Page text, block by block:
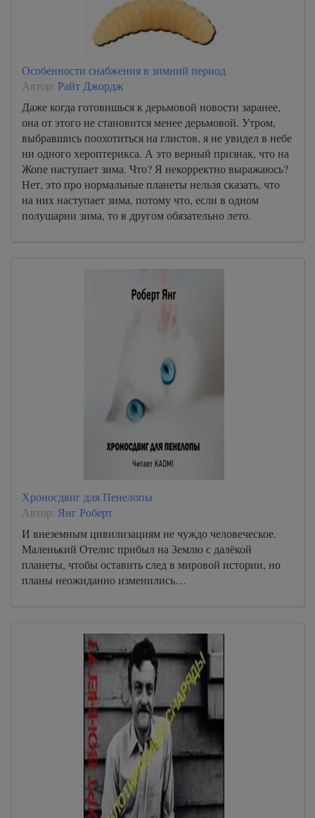
Особенности снабжения в зимний период
Автор: Райт Джордж
Даже когда готовишься к дерьмовой новости заранее,
она от этого не становится менее дерьмовой. Утром,
выбравшись поохотиться на глистов, я не увидел в небе
ни одного хероптерикса. А это верный признак, что на
Жопе наступает зима. Что? Я некорректно выражаюсь?
Нет, это про нормальные планеты нельзя сказать, что
на них наступает зима, потому что, если в одном
полушарии зима, то в другом обязательно лето.
Хроносдвиг для Пенелопы
Автор: Янг Роберт
И внеземным цивилизациям не чуждо человеческое.
Маленький Отелис прибыл на Землю с далёкой
планеты, чтобы оставить след в мировой истории, но
планы неожиданно изменились…